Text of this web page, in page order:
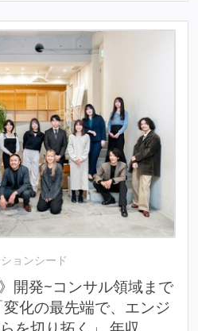
ョンシード
開発~コンサル領域まで
化の最先端で、エンジ